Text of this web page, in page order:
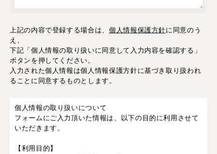
上記の内容で登録する場合は、 個人情報保護方針に同意のう
え、
下記「個人情報の取り扱いに同意して入力内容を確認する」
ボタンを押してください。
入力された個人情報は個人情報保護方針に基づき取り扱われ
ることに同意するものとします。
個人情報の取り扱いについて
フォームにご入力頂いた情報は、以下の目的に利用させて
いただきます。
【利用目的】